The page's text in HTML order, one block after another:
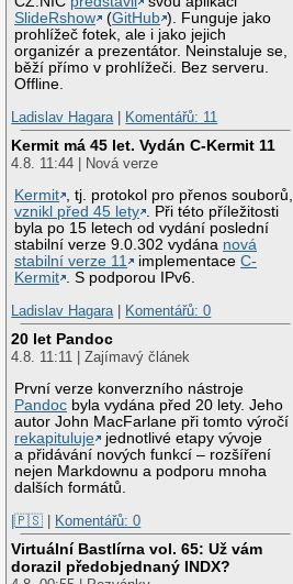
SlideRshow
(GitHub ). Funguje jako
prohlížeč fotek, ale i jako jejich
organizér a prezentátor. Neinstaluje se,
běží přímo v prohlížeči. Bez serveru.
Offline.
Ladislav Hagara | Komentářů: 11
Kermit má 45 let. Vydán C-Kermit 11
4.8. 11:44 | Nová verze
Kermit , tj. protokol pro přenos souborů,
vznikl před 45 lety . Při této příležitosti
byla po 15 letech od vydání poslední
stabilní verze 9.0.302 vydána nová
stabilní verze 11
implementaceC-
Kermit . S podporou IPv6.
Ladislav Hagara | Komentářů: 0
20 let Pandoc
4.8. 11:11 | Zajímavý článek
První verze konverzního nástroje
Pandoc byla vydána před 20 lety. Jeho
autor John MacFarlane při tomto výročí
rekapituluje
jednotlivé etapy vývoje
a přidávání nových funkcí – rozšíření
nejen Markdownu a podporu mnoha
dalších formátů.
|🇵🇸 | Komentářů: 0
Virtuální Bastlírna vol. 65: Už vám
dorazil předobjednaný INDX?